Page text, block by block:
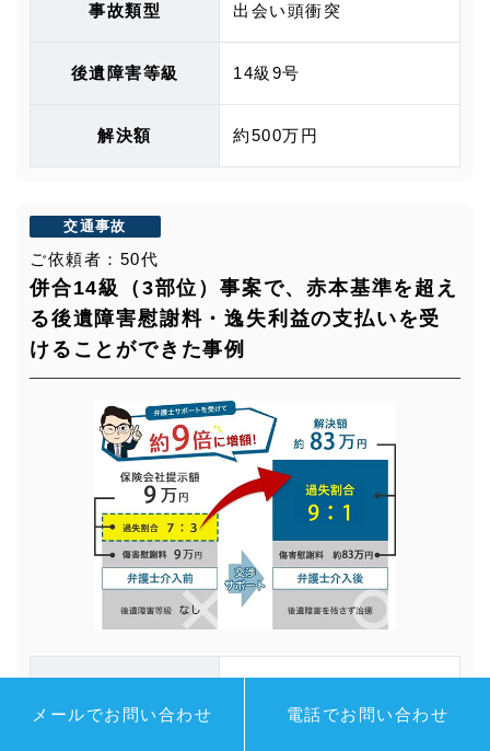
事故類型 出会い頭衝突
後遺障害等級 14級9号
解決額 約500万円
交通事故
ご依頼者：50代
併合14級（3部位）事案で、赤本基準を超え
る後遺障害慰謝料・逸失利益の支払いを受
けることができた事例
メールでお問い合わせ 電話でお問い合わせ